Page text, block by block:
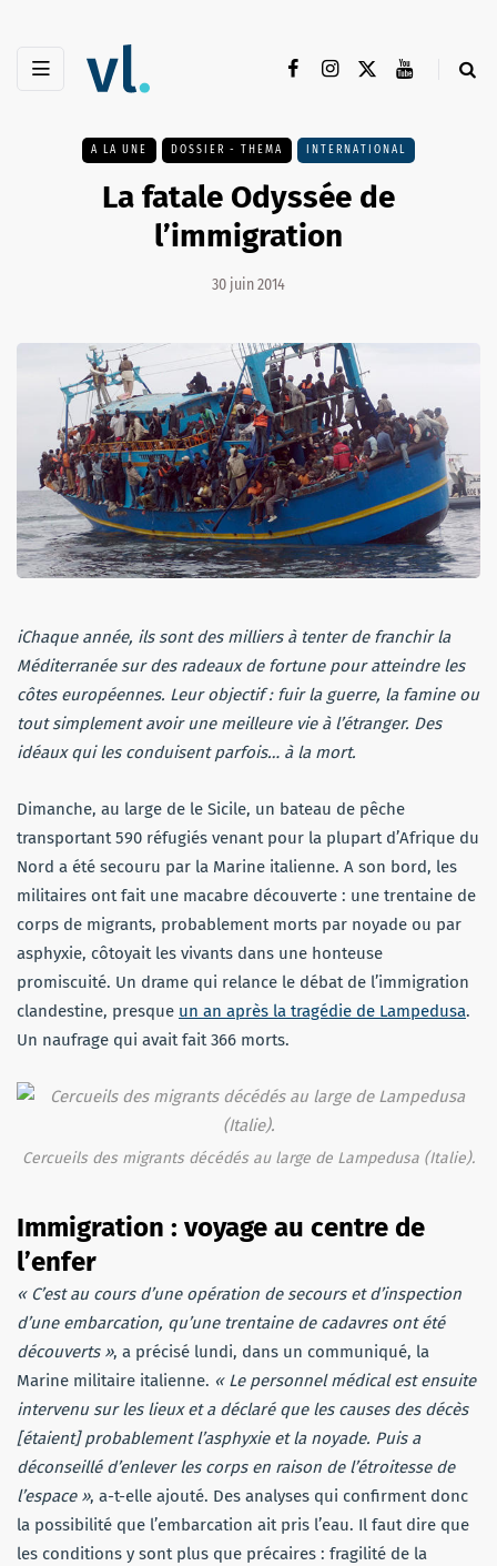
A LA UNE DOSSIER - THEMA INTERNATIONAL
La fatale Odyssée de
l’immigration
30 juin 2014
iChaque année, ils sont des milliers à tenter de franchir la
Méditerranée sur des radeaux de fortune pour atteindre les
côtes européennes. Leur objectif : fuir la guerre, la famine ou
tout simplement avoir une meilleure vie à l’étranger. Des
idéaux qui les conduisent parfois… à la mort.
Dimanche, au large de le Sicile, un bateau de pêche
transportant 590 réfugiés venant pour la plupart d’Afrique du
Nord a été secouru par la Marine italienne. A son bord, les
militaires ont fait une macabre découverte : une trentaine de
corps de migrants, probablement morts par noyade ou par
asphyxie, côtoyait les vivants dans une honteuse
promiscuité. Un drame qui relance le débat de l’immigration
clandestine, presque un an après la tragédie de Lampedusa.
Un naufrage qui avait fait 366 morts.
Cercueils des migrants décédés au large de Lampedusa (Italie).
Immigration : voyage au centre de
l’enfer
« C’est au cours d’une opération de secours et d’inspection
d’une embarcation, qu’une trentaine de cadavres ont été
découverts », a précisé lundi, dans un communiqué, la
Marine militaire italienne. « Le personnel médical est ensuite
intervenu sur les lieux et a déclaré que les causes des décès
[étaient] probablement l’asphyxie et la noyade. Puis a
déconseillé d’enlever les corps en raison de l’étroitesse de
l’espace », a-t-elle ajouté. Des analyses qui confirment donc
la possibilité que l’embarcation ait pris l’eau. Il faut dire que
les conditions y sont plus que précaires : fragilité de la